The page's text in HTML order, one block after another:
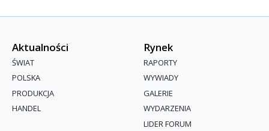
Aktualności
ŚWIAT
POLSKA
PRODUKCJA
HANDEL
Rynek
RAPORTY
WYWIADY
GALERIE
WYDARZENIA
LIDER FORUM